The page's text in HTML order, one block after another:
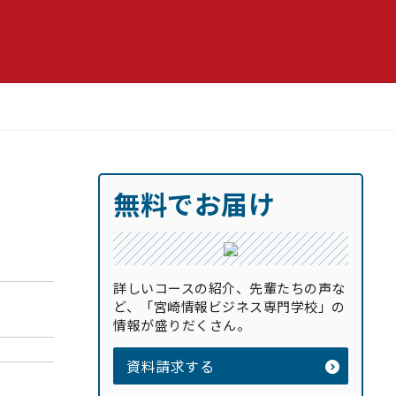
無料でお届け
詳しいコースの紹介、先輩たちの声な
ど、「宮崎情報ビジネス専門学校」の
情報が盛りだくさん。
資料請求する